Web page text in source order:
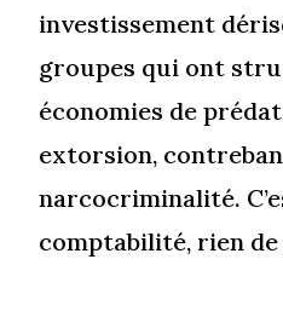
investissement
groupes qui ont
économies de
extorsion,
narcocriminalité.
comptabilité, rien de